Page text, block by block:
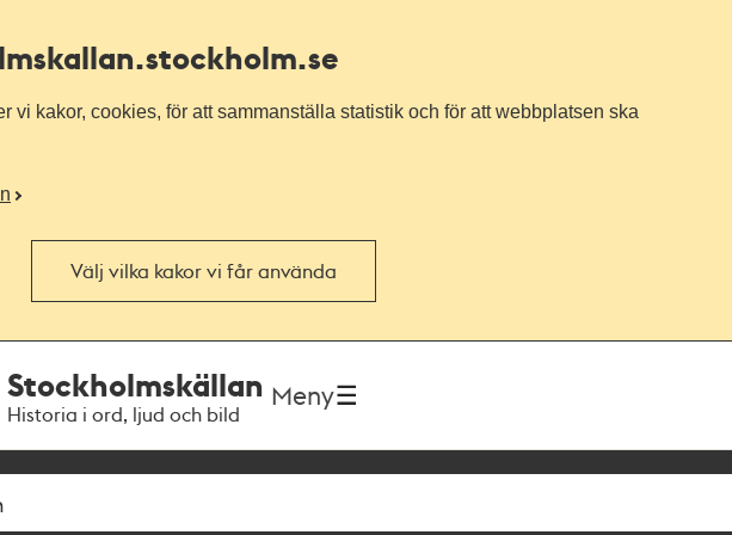
.stockholm.se
vi kakor, cookies, för att sammanställa statistik och för att webbplatsen ska
Välj vilka kakor vi får använda
Stockholmskällan
Historia i ord, ljud och bild
Meny